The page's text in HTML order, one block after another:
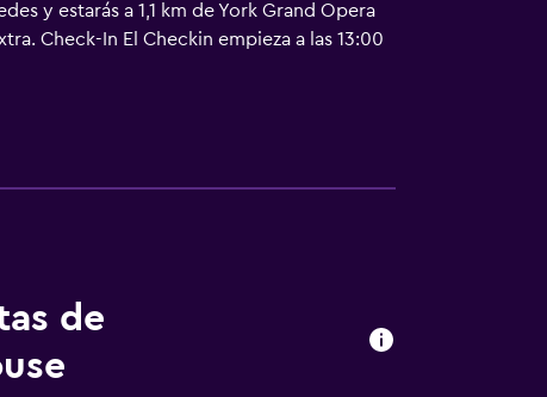
y estarás a 1,1 km de York Grand Opera
Check-In El Checkin empieza a las 13:00
persona adicional, según la política del
gubernamentales, y una tarjeta
personal Se proporciona gel para
Se mide la temperatura del personal
donde hay más contacto se limpian con
de